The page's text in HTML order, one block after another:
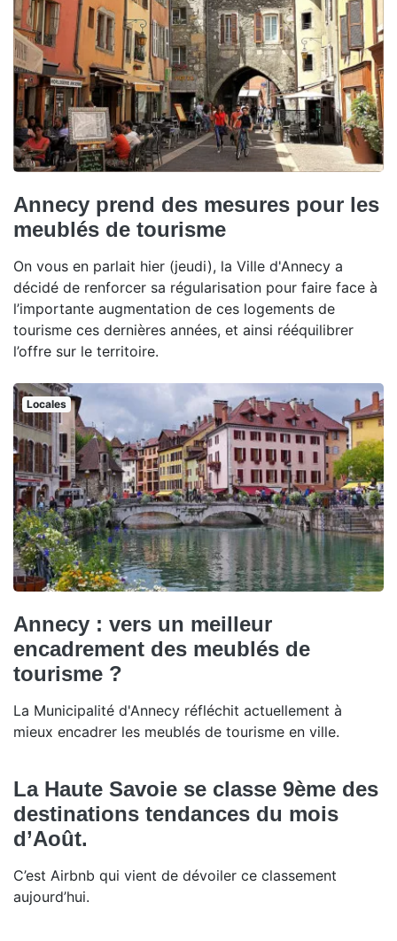
Annecy prend des mesures pour les
meublés de tourisme
On vous en parlait hier (jeudi), la Ville d'Annecy a
décidé de renforcer sa régularisation pour faire face à
l’importante augmentation de ces logements de
tourisme ces dernières années, et ainsi rééquilibrer
l’offre sur le territoire.
Locales
Annecy : vers un meilleur
encadrement des meublés de
tourisme ?
La Municipalité d'Annecy réfléchit actuellement à
mieux encadrer les meublés de tourisme en ville.
La Haute Savoie se classe 9ème des
destinations tendances du mois
d’Août.
C’est Airbnb qui vient de dévoiler ce classement
aujourd’hui.